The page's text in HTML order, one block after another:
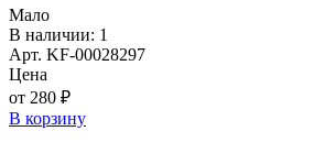
Мало
В наличии: 1
Арт. KF-00028297
Цена
от 280 ₽
В корзину